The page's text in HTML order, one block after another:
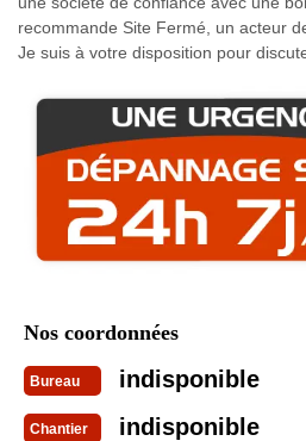
recommande Site Fermé, un acteur
Je suis à votre disposition pour
Nos coordonnées
Bureau indisponible
Chantier indisponible